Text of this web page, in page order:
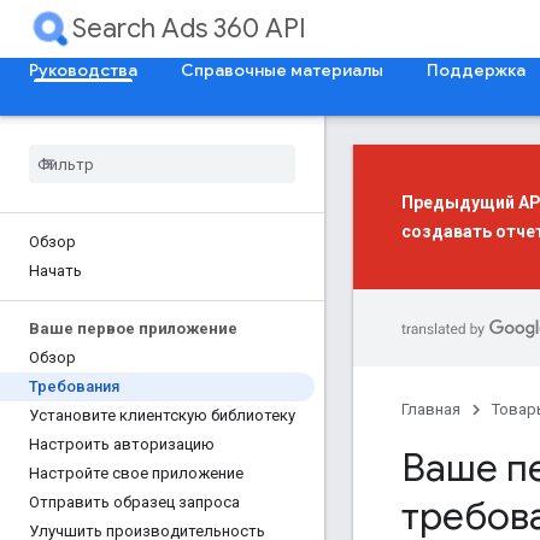
Search Ads 360 API
Руководства
Справочные материалы Поддержка
Обзор
Начать
Ваше первое приложение
Обзор
Требования
Установите клиентскую библиотеку
Настроить авторизацию
Настройте свое приложение
Отправить образец запроса
Улучшить производительность
Предыдущий
создавать
Главная
Ваше